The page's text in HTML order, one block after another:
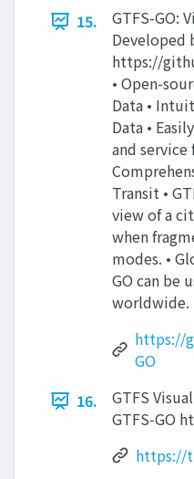
15.
GTFS-GO:
Developed
https://
• Open-
Data •
Data •
and service
Transit •
view of a
when
modes. •
GO can be
worldwide.
https://
GO
16.
GTFS
GTFS-GO
https://